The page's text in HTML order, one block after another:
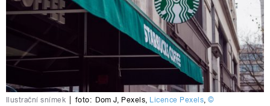
Ilustrační snímek foto: Dom J, Pexels, Licence Pexels, ©